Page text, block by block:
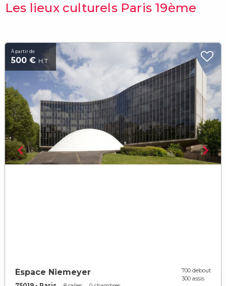
Les lieux culturels Paris 19ème
À partir de
500 € H.T
Espace Niemeyer
700 debout
300 assis